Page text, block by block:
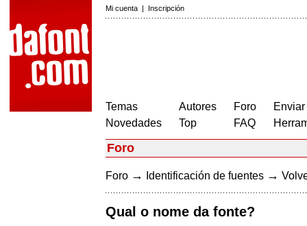
Mi cuenta | Inscripción
Temas
Novedades
Autores
Top
Foro
FAQ
Foro
Foro → Identificación de fuentes →
Qual o nome da fonte?